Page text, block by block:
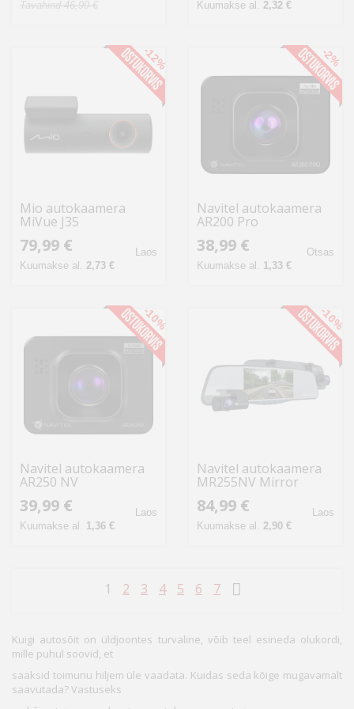
Tavahind 46,99 € Kuumakse al. 2,32 €
Mio autokaamera
MiVue J35
79,99 €
Kuumakse al. 2,73 €
Laos
-12%
Navitel autokaamera
AR200 Pro
38,99 €
Kuumakse al. 1,33 €
Otsas
-2%
Navitel autokaamera
AR250 NV
39,99 €
Kuumakse al. 1,36 €
Laos
-10%
Navitel autokaamera
MR255NV Mirror
84,99 €
Kuumakse al. 2,90 €
Laos
-10%
1 2 3 4 5 6 7
Kuigi autosõit on üldjoontes turvaline, võib teel esineda olukordi,
mille puhul soovid, et
saaksid toimunu hiljem üle vaadata. Kuidas seda kõige mugavamalt
saavutada? Vastuseks